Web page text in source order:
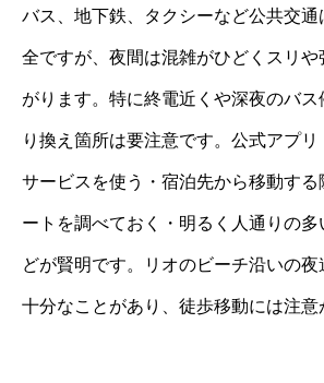
バス、地下鉄、タクシーなど公共交
全ですが、夜間は混雑がひどくスリや
がります。特に終電近くや深夜のバ
り換え箇所は要注意です。公式アプ
サービスを使う・宿泊先から移動す
ートを調べておく・明るく人通りの
どが賢明です。リオのビーチ沿いの
十分なことがあり、徒歩移動には注意